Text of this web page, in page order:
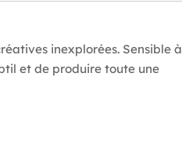
inexplorées. Sensible à
et de produire toute une